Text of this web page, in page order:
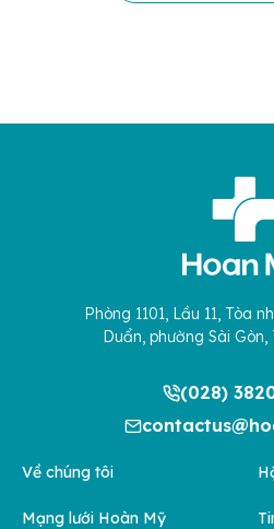
Phòng 1101, Lầu 11, Tòa
Duẩn, phường Sài Gòn,
(028)
Về chúng tôi
Mạng lưới Hoàn Mỹ